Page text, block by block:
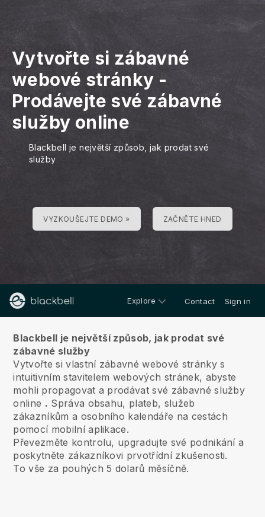
Vytvořte si zábavné
webové stránky -
Prodávejte své zábavné
služby online
Blackbell je největší způsob, jak prodat své
služby
VYZKOUŠEJTE DEMO » ZAČNĚTE HNED
Explore Contact Sign in
Blackbell je největší způsob, jak prodat své
zábavné služby
Vytvořte si vlastní zábavné webové stránky s
intuitivním stavitelem webových stránek, abyste
mohli propagovat a prodávat své zábavné služby
online . Správa obsahu, plateb, služeb
zákazníkům a osobního kalendáře na cestách
pomocí mobilní aplikace.
Převezměte kontrolu, upgradujte své podnikání a
poskytněte zákazníkovi prvotřídní zkušenosti.
To vše za pouhých 5 dolarů měsíčně.